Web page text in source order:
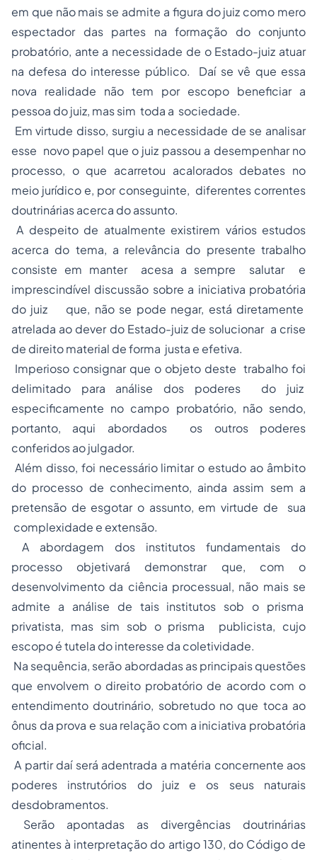
em que não mais se admite a figura do juiz como mero
espectador das partes na formação do conjunto
probatório, ante a necessidade de o Estado-juiz atuar
na defesa do interesse público. Daí se vê que essa
nova realidade não tem por escopo beneficiar a
pessoa do juiz, mas sim toda a sociedade.
Em virtude disso, surgiu a necessidade de se analisar
esse novo papel que o juiz passou a desempenhar no
processo, o que acarretou acalorados debates no
meio jurídico e, por conseguinte, diferentes correntes
doutrinárias acerca do assunto.
A despeito de atualmente existirem vários estudos
acerca do tema, a relevância do presente trabalho
consiste em manter acesa a sempre salutar e
imprescindível discussão sobre a iniciativa probatória
do juiz que, não se pode negar, está diretamente
atrelada ao dever do Estado-juiz de solucionar a crise
de direito material de forma justa e efetiva.
Imperioso consignar que o objeto deste trabalho foi
delimitado para análise dos poderes do juiz
especificamente no campo probatório, não sendo,
portanto, aqui abordados os outros poderes
conferidos ao julgador.
Além disso, foi necessário limitar o estudo ao âmbito
do processo de conhecimento, ainda assim sem a
pretensão de esgotar o assunto, em virtude de sua
complexidade e extensão.
A abordagem dos institutos fundamentais do
processo objetivará demonstrar que, com o
desenvolvimento da ciência processual, não mais se
admite a análise de tais institutos sob o prisma
privatista, mas sim sob o prisma publicista, cujo
escopo é tutela do interesse da coletividade.
Na sequência, serão abordadas as principais questões
que envolvem o direito probatório de acordo com o
entendimento doutrinário, sobretudo no que toca ao
ônus da prova e sua relação com a iniciativa probatória
oficial.
A partir daí será adentrada a matéria concernente aos
poderes instrutórios do juiz e os seus naturais
desdobramentos.
Serão apontadas as divergências doutrinárias
atinentes à interpretação do artigo 130, do Código de